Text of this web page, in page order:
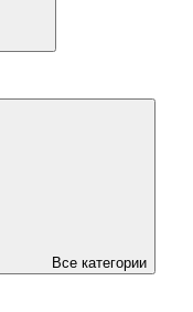
Все категории